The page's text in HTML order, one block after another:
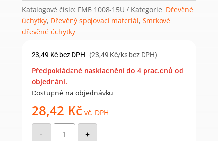
Katalogové číslo: FMB 1008-15U Kategorie: Dřevěné
úchytky, Dřevěný spojovací materiál, Smrkové
dřevěné úchytky
23,49 Kč bez DPH (23,49 Kč/ks bez DPH)
Předpokládané naskladnění do 4 prac.dnů od
objednání.
Dostupné na objednávku
28,42 Kč vč. DPH
-
Dřevěná
úchytka +